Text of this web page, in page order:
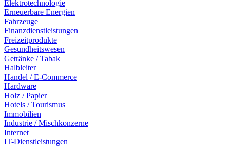
Elektrotechnologie
Erneuerbare Energien
Fahrzeuge
Finanzdienstleistungen
Freizeitprodukte
Gesundheitswesen
Getränke / Tabak
Halbleiter
Handel / E-Commerce
Hardware
Holz / Papier
Hotels / Tourismus
Immobilien
Industrie / Mischkonzerne
Internet
IT-Dienstleistungen